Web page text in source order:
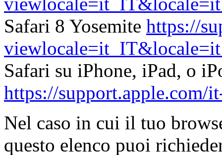
Safari 8 Yosemite https://
Safari su iPhone, iPad, o
https://support.apple.com/
Nel caso in cui il tuo
questo elenco puoi